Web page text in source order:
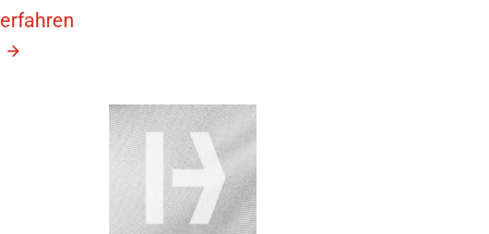
21. August 2026
GAIN26
Jahreskonferenz
erfahren